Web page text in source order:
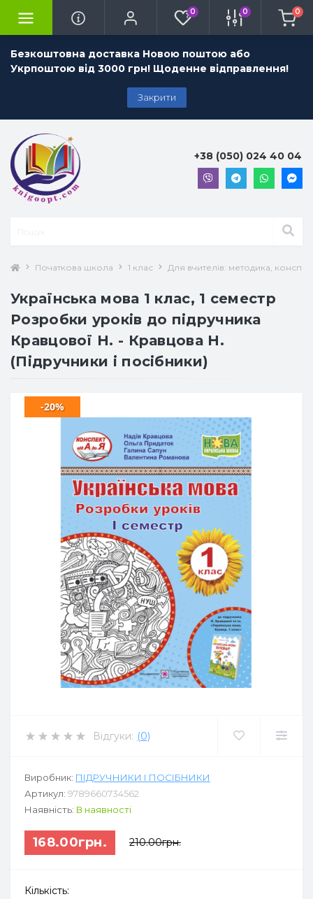
Безкоштовна доставка Новою поштою або
Укрпоштою від 3000 грн! Щоденне відправлення!
Закрити
0 0 0
+38 (050) 024 40 04
Початкова школа 1 клас Для вчителів: методика,
Українська мова 1 клас, 1 семестр
Розробки уроків до підручника
Кравцової Н. - Кравцова Н.
(Підручники і посібники)
-20%
Відгуки: (0)
Виробник: ПІДРУЧНИКИ І ПОСІБНИКИ
Артикул: 9789660734562
Наявність: В наявності
168.00грн. 210.00грн.
Кількість: